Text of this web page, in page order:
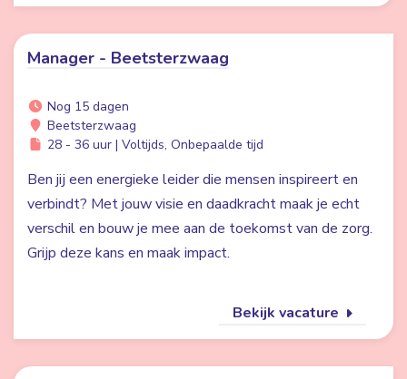
Manager - Beetsterzwaag
Nog 15 dagen
Beetsterzwaag
28 - 36 uur | Voltijds, Onbepaalde tijd
Ben jij een energieke leider die mensen inspireert en
verbindt? Met jouw visie en daadkracht maak je echt
verschil en bouw je mee aan de toekomst van de zorg.
Grijp deze kans en maak impact.
Bekijk vacature